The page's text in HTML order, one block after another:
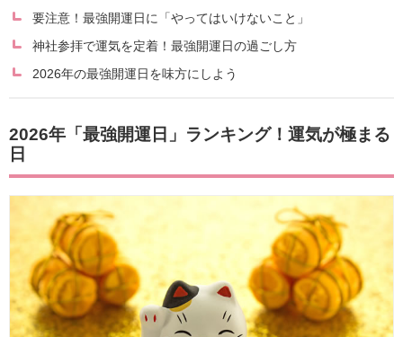
要注意！最強開運日に「やってはいけないこと」
神社参拝で運気を定着！最強開運日の過ごし方
2026年の最強開運日を味方にしよう
2026年「最強開運日」ランキング！運気が極まる
日